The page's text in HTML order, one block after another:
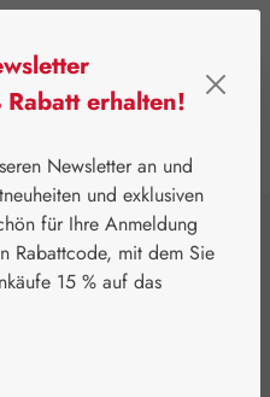
Gall Exklusiv
500 mg
erhalten!
Newsletter an und
und exklusiven
für Ihre Anmeldung
Rabattcode, mit dem Sie
15 % auf das